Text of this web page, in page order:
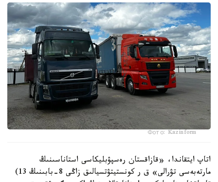
Фото: Kazinform
اتاپ ايتقاندا، «قازاقستان رەسپۋبليكاسى استاناسىنىڭ
مارتەبەسى تۋرالى» ق ر كونستيتۋتسيالىق زاڭى 8-بابىنىڭ 13)